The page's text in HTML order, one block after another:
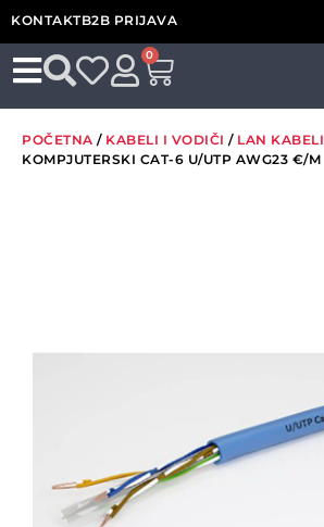
KONTAKTB2B PRIJAVA
0
POČETNA / KABELI I VODIČI / LAN KABELI
KOMPJUTERSKI CAT-6 U/UTP AWG23 €/M